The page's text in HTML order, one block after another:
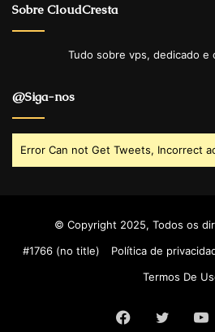
Sobre CloudCresta
Tudo sobre vps, dedicado e
@Siga-nos
Error Can not Get Tweets, Incorrect
© Copyright 2025, Todos os
#1766 (no title)
Política de
Termos De
Facebook
Twitter